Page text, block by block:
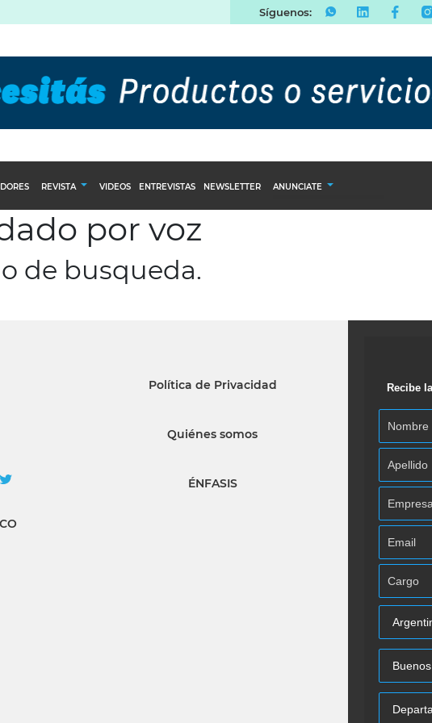
Síguenos:
REVISTA
Calendario Editorial
Ediciones Anteriores
VIDEOS ENTREVISTAS NEWSLETTER ANUNCIATE
por voz
de busqueda.
Política de Privacidad
Quiénes somos
ÉNFASIS
Recibe